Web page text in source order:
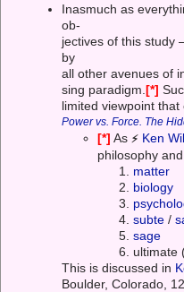
Inasmuch as
ob-
jectives of this study
by
all other avenues of
sing paradigm.[*]
limited viewpoint
Power vs. Force. The
[*] As ⚡ Ken
philosophy
matter
biology
subte /
sage
ultimate
This is discussed in
Boulder, Colorado,